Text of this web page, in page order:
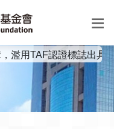
選
單
濫用TAF認證標誌出具